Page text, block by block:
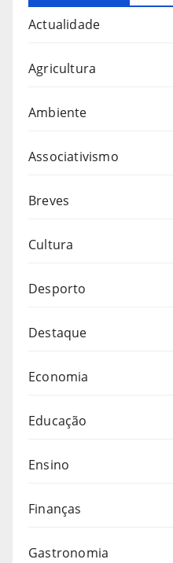
Actualidade
Agricultura
Ambiente
Associativismo
Breves
Cultura
Desporto
Destaque
Economia
Educação
Ensino
Finanças
Gastronomia